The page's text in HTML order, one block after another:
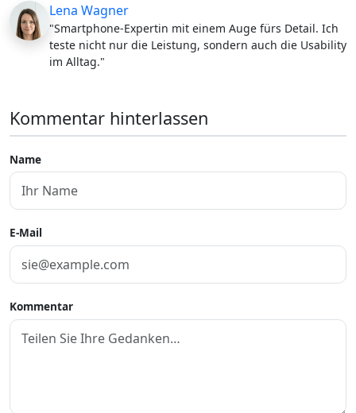
Lena Wagner
"Smartphone-Expertin mit einem Auge fürs Detail. Ich
teste nicht nur die Leistung, sondern auch die Usability
im Alltag."
Kommentar hinterlassen
Name
E-Mail
Kommentar